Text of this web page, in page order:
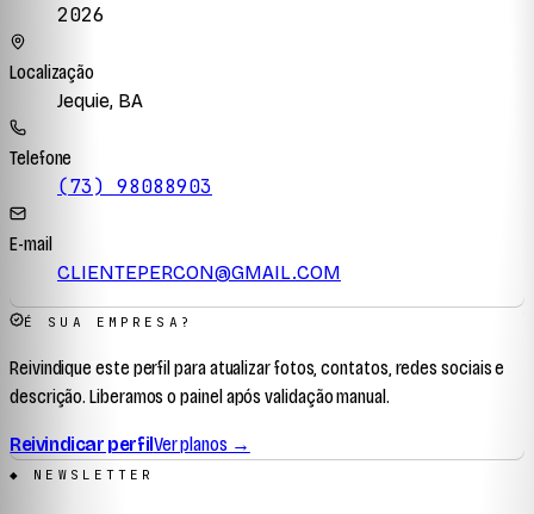
2026
Localização
Jequie, BA
Telefone
(73) 98088903
E-mail
CLIENTEPERCON@GMAIL.COM
É SUA EMPRESA?
Reivindique este perfil para atualizar fotos, contatos, redes sociais e
descrição. Liberamos o painel após validação manual.
Reivindicar perfilVer planos →
◆ NEWSLETTER